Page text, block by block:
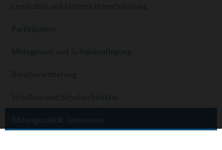
Lernkultur und Unterrichtsentwicklung
Partizipation
Mittagessen und Schulverpflegung
Berufsorientierung
Schulbau und Schularchitektur
Bildungspolitik: Interviews